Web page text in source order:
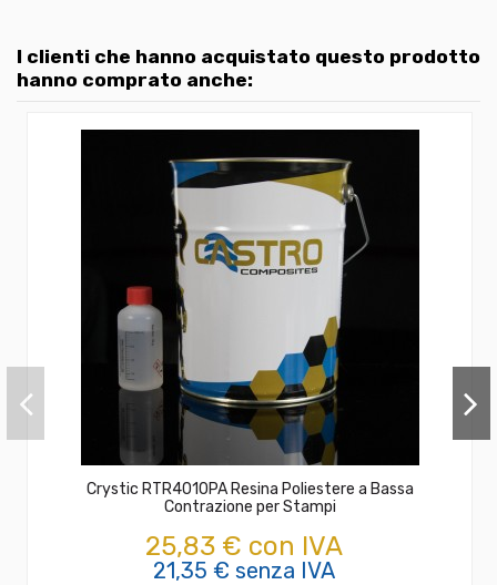
I clienti che hanno acquistato questo prodotto
hanno comprato anche:
Crystic RTR4010PA Resina Poliestere a Bassa
Contrazione per Stampi
25,83 € con IVA
21,35 € senza IVA